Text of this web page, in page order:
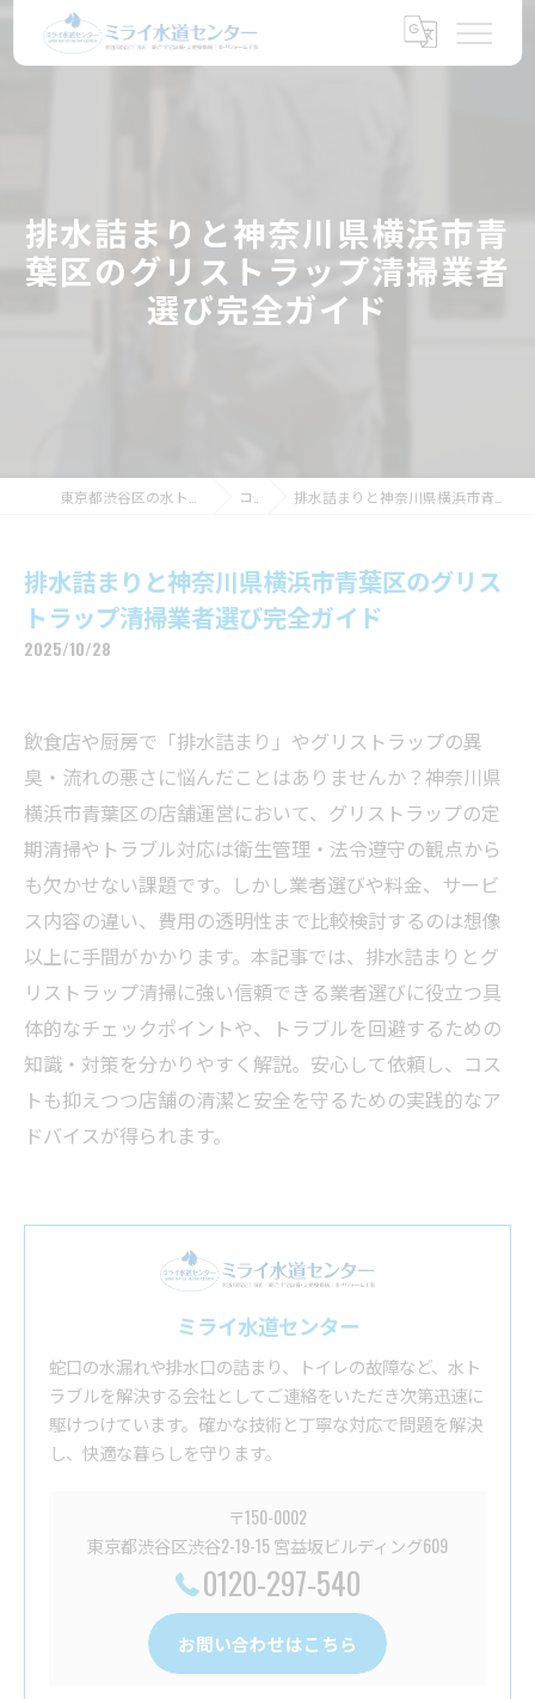
排水詰まりと神奈川県横浜市青
葉区のグリストラップ清掃業者
選び完全ガイド
コラム 排水詰まりと神奈川県横浜市青葉区のグリストラップ清掃業者選び完全ガイド
排水詰まりと神奈川県横浜市青葉区のグリス
トラップ清掃業者選び完全ガイド
2025/10/28
飲食店や厨房で「排水詰まり」やグリストラップの異
臭・流れの悪さに悩んだことはありませんか？神奈川県
横浜市青葉区の店舗運営において、グリストラップの定
期清掃やトラブル対応は衛生管理・法令遵守の観点から
も欠かせない課題です。しかし業者選びや料金、サービ
ス内容の違い、費用の透明性まで比較検討するのは想像
以上に手間がかかります。本記事では、排水詰まりとグ
リストラップ清掃に強い信頼できる業者選びに役立つ具
体的なチェックポイントや、トラブルを回避するための
知識・対策を分かりやすく解説。安心して依頼し、コス
トも抑えつつ店舗の清潔と安全を守るための実践的なア
ドバイスが得られます。
ミライ水道センター
蛇口の水漏れや排水口の詰まり、トイレの故障など、水ト
ラブルを解決する会社としてご連絡をいただき次第迅速に
駆けつけています。確かな技術と丁寧な対応で問題を解決
し、快適な暮らしを守ります。
〒150-0002
東京都渋谷区渋谷2-19-15 宮益坂ビルディング609
0120-297-540
お問い合わせはこちら